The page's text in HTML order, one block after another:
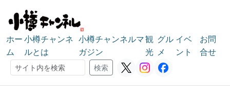
ホー
ム
小樽チャンネ
ルとは
小樽チャンネルマ
ガジン
観
光
グル
メ
イベ
ント
お問
合せ
検索
検索